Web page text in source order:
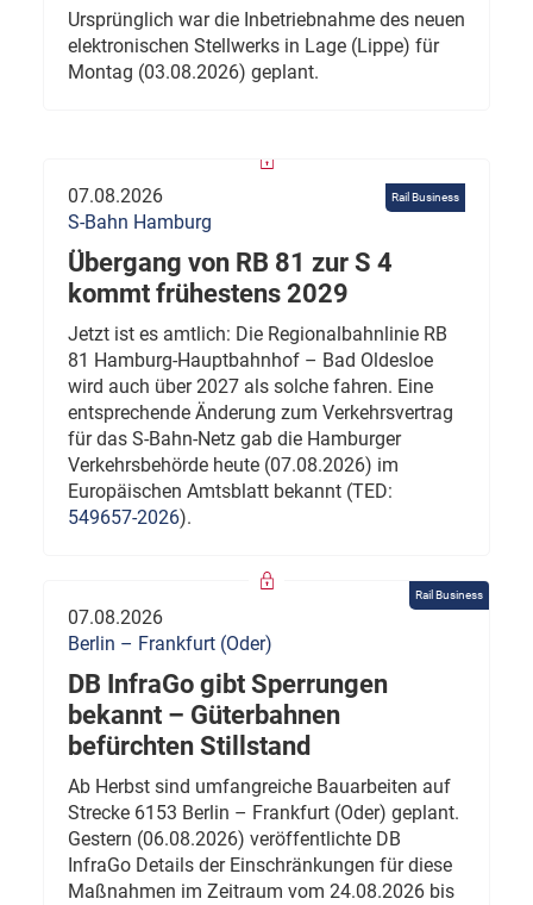
Ursprünglich war die Inbetriebnahme des neuen
elektronischen Stellwerks in Lage (Lippe) für
Montag (03.08.2026) geplant.
Rail Business
07.08.2026
S-Bahn Hamburg
Übergang von RB 81 zur S 4
kommt frühestens 2029
Jetzt ist es amtlich: Die Regionalbahnlinie RB
81 Hamburg-Hauptbahnhof – Bad Oldesloe
wird auch über 2027 als solche fahren. Eine
entsprechende Änderung zum Verkehrsvertrag
für das S-Bahn-Netz gab die Hamburger
Verkehrsbehörde heute (07.08.2026) im
Europäischen Amtsblatt bekannt (TED:
549657-2026).
Rail Business
07.08.2026
Berlin – Frankfurt (Oder)
DB InfraGo gibt Sperrungen
bekannt – Güterbahnen
befürchten Stillstand
Ab Herbst sind umfangreiche Bauarbeiten auf
Strecke 6153 Berlin – Frankfurt (Oder) geplant.
Gestern (06.08.2026) veröffentlichte DB
InfraGo Details der Einschränkungen für diese
Maßnahmen im Zeitraum vom 24.08.2026 bis